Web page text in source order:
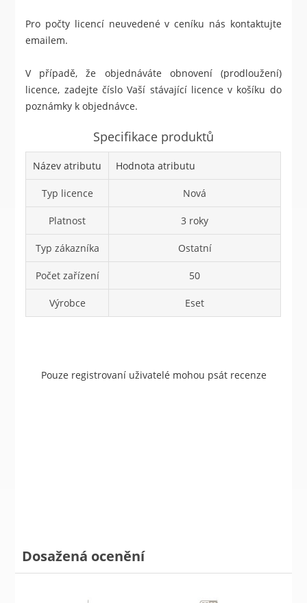
Pro počty licencí neuvedené v ceníku nás kontaktujte
emailem.
V případě, že objednáváte obnovení (prodloužení)
licence, zadejte číslo Vaší stávající licence v košíku do
poznámky k objednávce.
Specifikace produktů
Název atributu Hodnota atributu
Typ licence Nová
Platnost 3 roky
Typ zákazníka Ostatní
Počet zařízení 50
Výrobce Eset
Pouze registrovaní uživatelé mohou psát recenze
Dosažená ocenění